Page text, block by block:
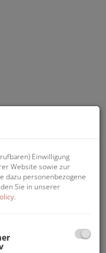
GEWERBE
befristet zu
Einwilligung
Website sowie zur
dazu personenbezogene
Sie in unserer
.